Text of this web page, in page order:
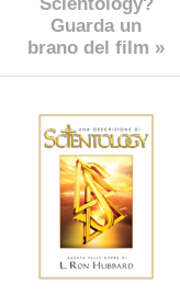
Guarda un
brano del film »